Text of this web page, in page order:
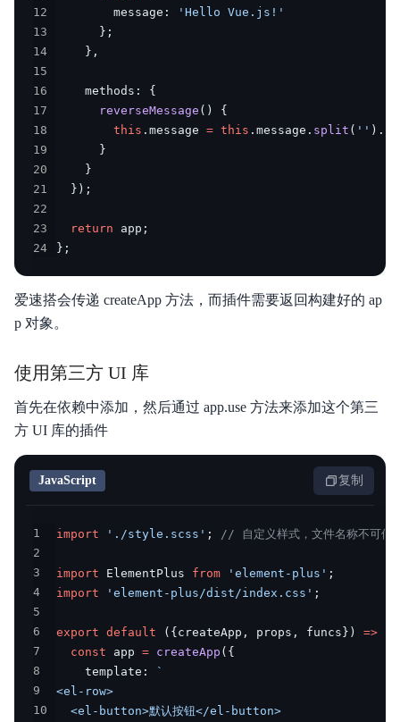
12
        message
:
'Hello Vue.js!'
13
} ;
14
} ,
15
16
    methods
:
{
17
reverseMessage ( )
{
18
this . message = this . message . split ( '' ) .
19
}
20
}
21
} ) ;
22
23
return app ;
24
} ;
爱速搭会传递 createApp 方法，而插件需要返回构建好的 ap
p 对象。
使用第三方 UI 库
首先在依赖中添加，然后通过 app.use 方法来添加这个第三
方 UI 库的插件
JavaScript 复制
1 import './style.scss' ;
// 自定义样式，文件名称不可修
2
3
import ElementPlus from 'element-plus' ;
4
import 'element-plus/dist/index.css' ;
5
6
export default ( {createApp , props , funcs} ) =>
7
const app = createApp ( {
8
    template
:
`
9
10